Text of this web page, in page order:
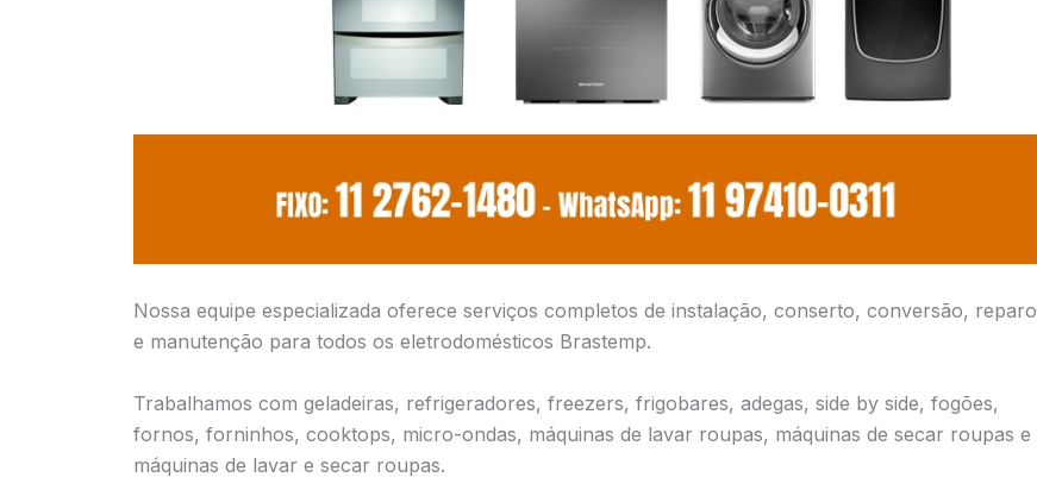
Nossa equipe especializada oferece serviços completos de instalação, conserto, conversão, reparo
e manutenção para todos os eletrodomésticos Brastemp.
Trabalhamos com geladeiras, refrigeradores, freezers, frigobares, adegas, side by side, fogões,
fornos, forninhos, cooktops, micro-ondas, máquinas de lavar roupas, máquinas de secar roupas e
máquinas de lavar e secar roupas.